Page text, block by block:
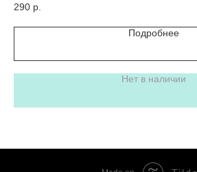
290 р.
Подробнее
Нет в наличии